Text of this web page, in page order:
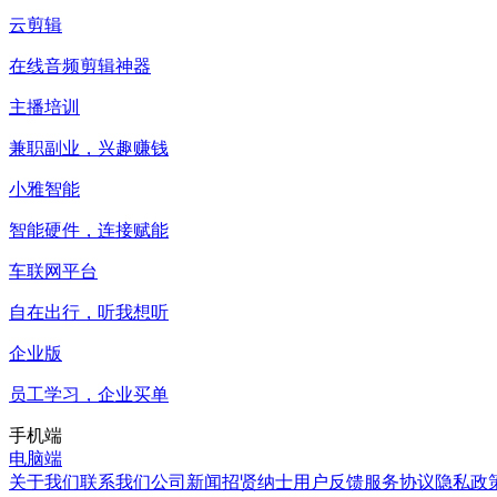
云剪辑
在线音频剪辑神器
主播培训
兼职副业，兴趣赚钱
小雅智能
智能硬件，连接赋能
车联网平台
自在出行，听我想听
企业版
员工学习，企业买单
手机端
电脑端
关于我们联系我们公司新闻招贤纳士用户反馈服务协议隐私政